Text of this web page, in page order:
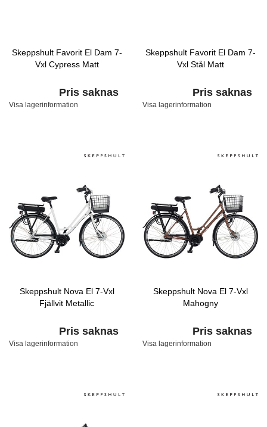
Skeppshult Favorit El Dam 7-
Vxl Cypress Matt
Pris saknas
Visa lagerinformation
Skeppshult Favorit El Dam 7-
Vxl Stål Matt
Pris saknas
Visa lagerinformation
Skeppshult Nova El 7-Vxl
Fjällvit Metallic
Pris saknas
Visa lagerinformation
Skeppshult Nova El 7-Vxl
Mahogny
Pris saknas
Visa lagerinformation